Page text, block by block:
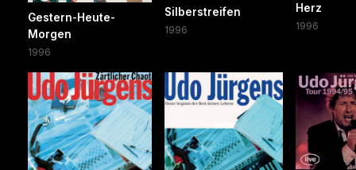
Gestern-Heute-
Morgen
1996
Silberstreifen
1996
Herz
1996